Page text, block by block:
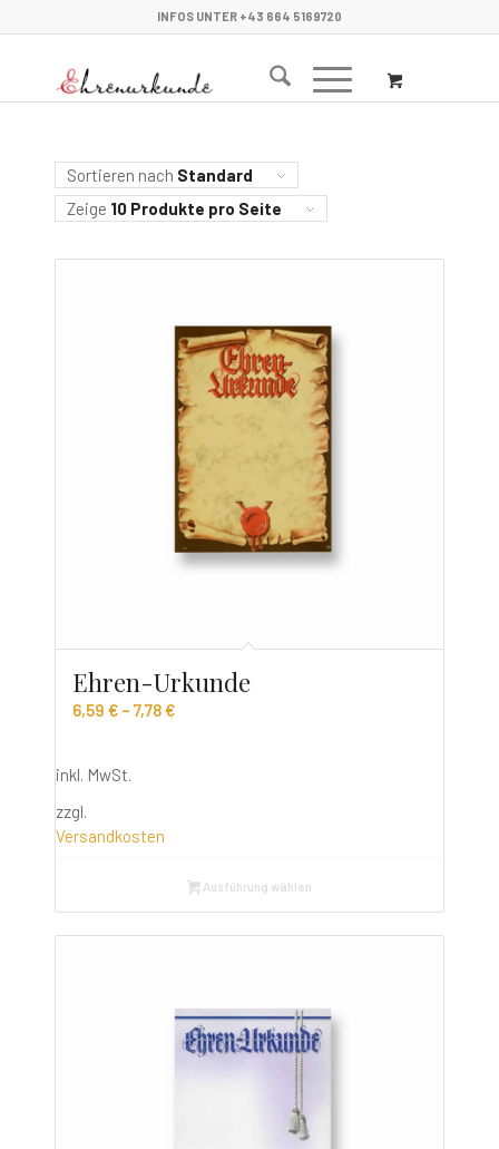
INFOS UNTER +43 664 5169720
Sortieren nach Standard
Zeige 10 Produkte pro Seite
Ehren-Urkunde
6,59 €– 7,78€
inkl. MwSt.
zzgl.
Versandkosten
Ausführung wählen